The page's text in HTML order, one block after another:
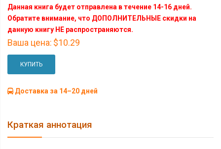
Данная книга будет отправлена в течение 14-16 дней.
Обратите внимание, что ДОПОЛНИТЕЛЬНЫЕ скидки на
данную книгу НЕ распространяются.
Ваша цена: $10.29
КУПИТЬ
Доставка за 14–20 дней
Краткая аннотация